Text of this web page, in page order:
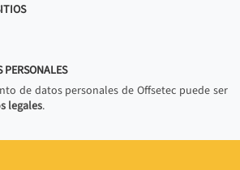
PERSONALES
de datos personales de Offsetec puede ser
legales.